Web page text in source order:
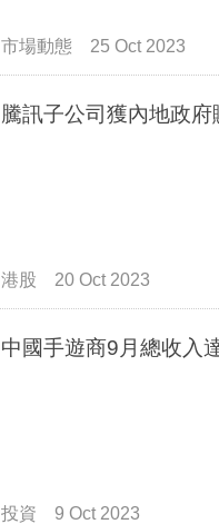
市場動態 25 Oct 2023
騰訊子公司獲內地政府
港股 20 Oct 2023
中國手遊商9月總收入
投資 9 Oct 2023